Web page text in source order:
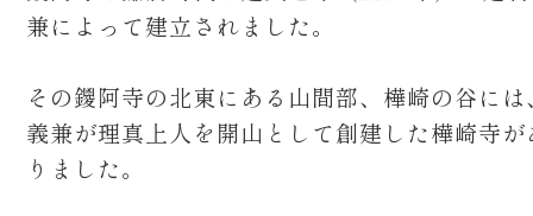
兼によって建立されました。
その鑁阿寺の北東にある山間部、樺崎の谷には
義兼が理真上人を開山として創建した樺崎寺が
りました。